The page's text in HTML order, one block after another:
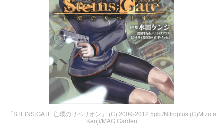
「STEINS;GATE 亡環のリベリオン」 (C) 2009-2012 5pb./Nitroplus (C)Mizuta
Kenji/MAG Garden